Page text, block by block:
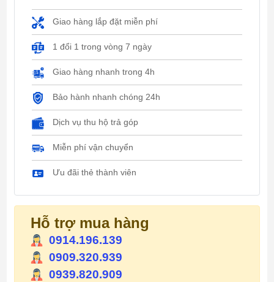
Giao hàng lắp đặt miễn phí
1 đổi 1 trong vòng 7 ngày
Giao hàng nhanh trong 4h
Bảo hành nhanh chóng 24h
Dịch vụ thu hộ trả góp
Miễn phí vận chuyển
Ưu đãi thẻ thành viên
Hỗ trợ mua hàng
0914.196.139
0909.320.939
0939.820.909